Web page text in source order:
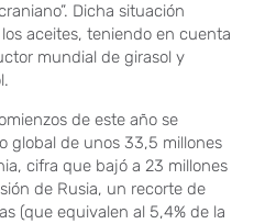
Dicha situación
aceites, teniendo en cuenta
mundial de girasol y
de este año se
global de unos 33,5 millones
cifra que bajó a 23 millones
de Rusia, un recorte de
(que equivalen al 5,4% de la